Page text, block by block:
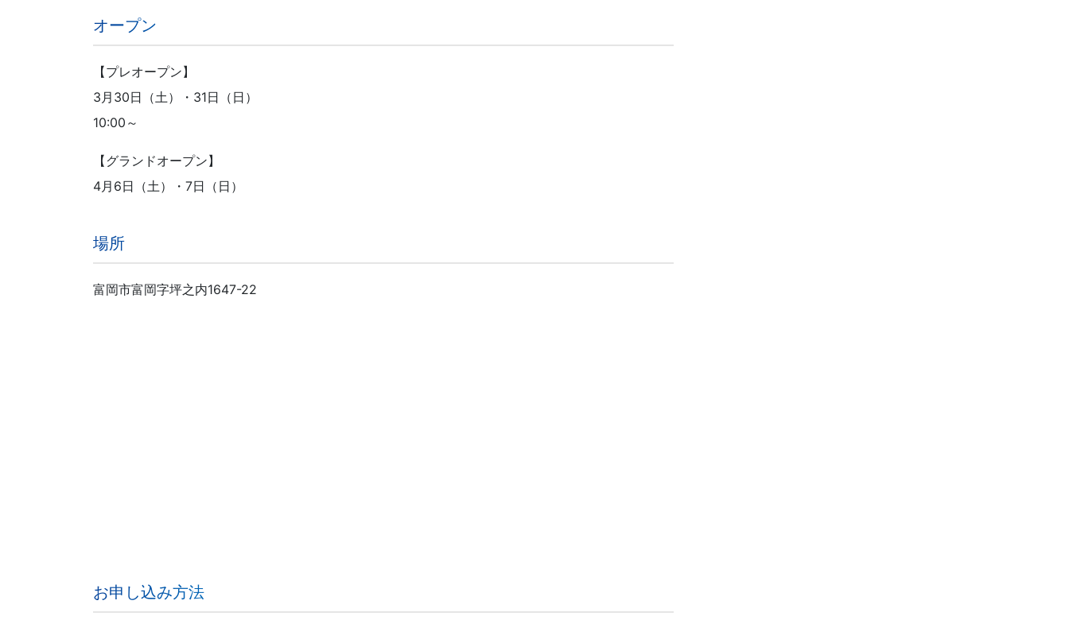
オープン
【プレオープン】
3月30日（土）・31日（日）
10:00～
【グランドオープン】
4月6日（土）・7日（日）
場所
富岡市富岡字坪之内1647-22
お申し込み方法